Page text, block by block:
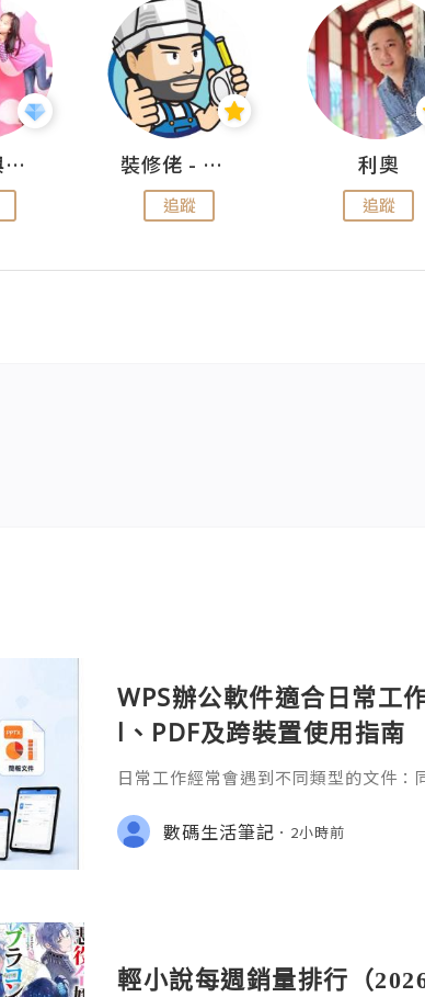
儍媽媽與兩隻小魔怪之家 裝修佬 - 香港一站式網上裝修平台
追蹤
利奧
追蹤
WPS辦公軟件適合日常工
l、PDF及跨裝置使用指南
日常工作經常會遇到不同類型的文件
PDF。 如果每種文件都要使用不同程
少人會接觸 WPS Offic
數碼生活筆記 2小時前
輕小說每週銷量排行（